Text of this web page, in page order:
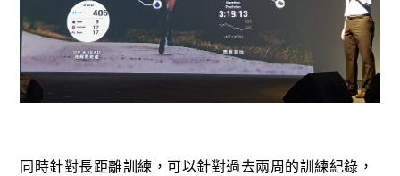
同時針對長距離訓練，可以針對過去兩周的訓練紀錄，